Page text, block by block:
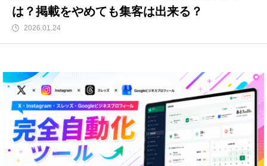
は？掲載をやめても集客は出来る？
2026.01.24